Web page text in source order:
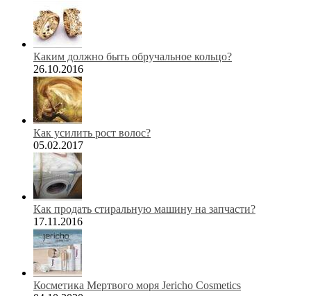
Каким должно быть обручальное кольцо?
26.10.2016
Как усилить рост волос?
05.02.2017
Как продать стиральную машину на запчасти?
17.11.2016
Косметика Мертвого моря Jericho Cosmetics